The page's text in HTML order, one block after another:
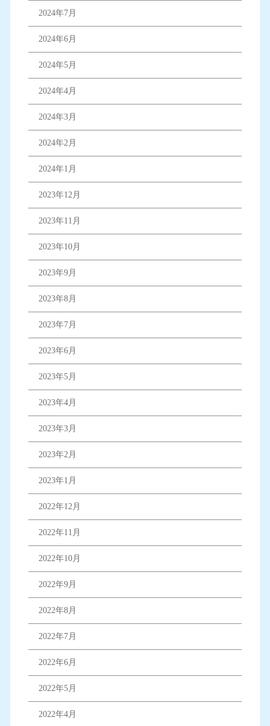
2024年7月
2024年6月
2024年5月
2024年4月
2024年3月
2024年2月
2024年1月
2023年12月
2023年11月
2023年10月
2023年9月
2023年8月
2023年7月
2023年6月
2023年5月
2023年4月
2023年3月
2023年2月
2023年1月
2022年12月
2022年11月
2022年10月
2022年9月
2022年8月
2022年7月
2022年6月
2022年5月
2022年4月